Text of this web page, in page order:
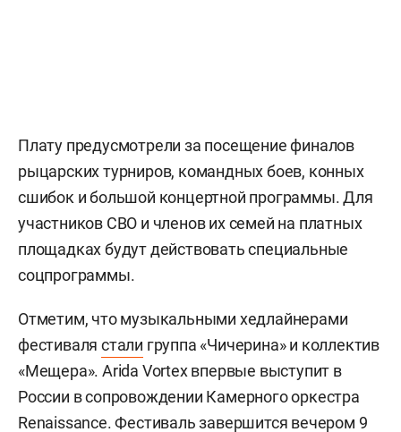
Плату предусмотрели за посещение финалов
рыцарских турниров, командных боев, конных
сшибок и большой концертной программы. Для
участников СВО и членов их семей на платных
площадках будут действовать специальные
соцпрограммы.
Отметим, что музыкальными хедлайнерами
фестивалястали группа «Чичерина» и коллектив
«Мещера». Arida Vortex впервые выступит в
России в сопровождении Камерного оркестра
Renaissance. Фестиваль завершится вечером 9